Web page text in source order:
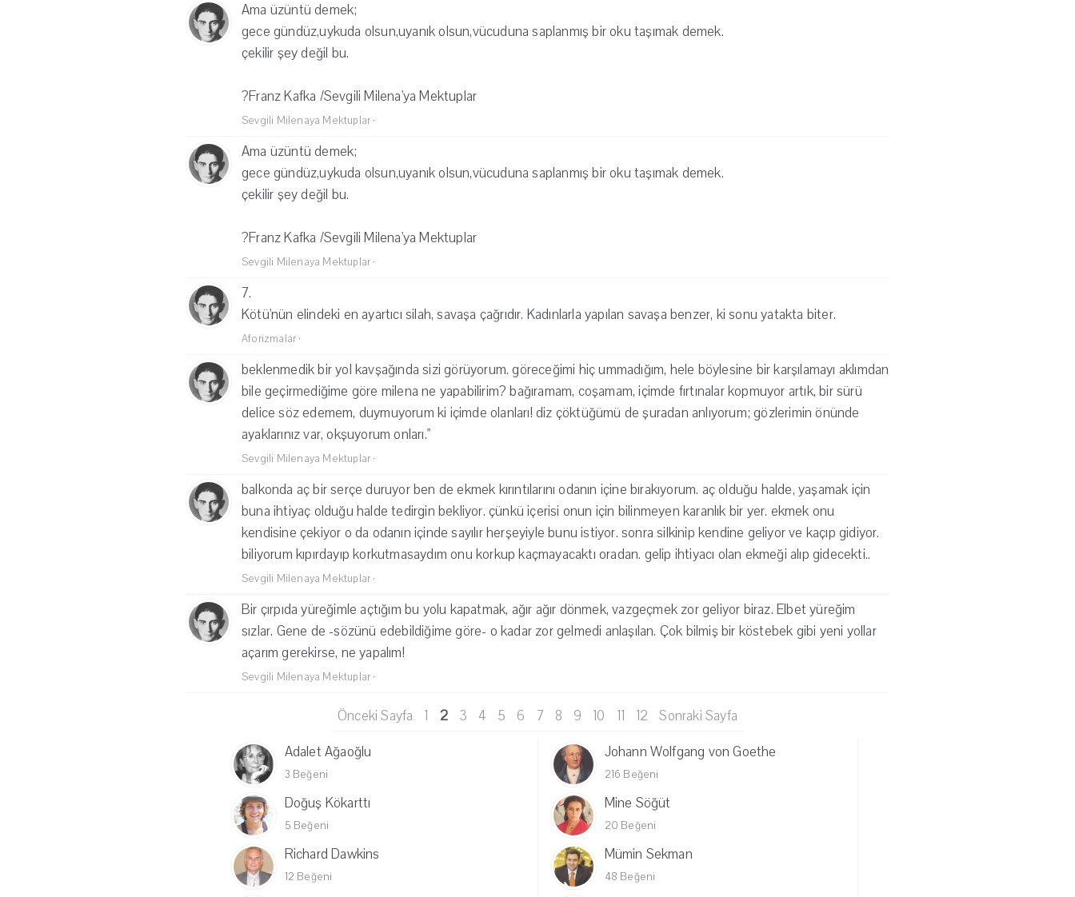
Ama üzüntü demek;
gece gündüz,uykuda olsun,uyanık olsun,vücuduna saplanmış bir oku taşımak demek.
çekilir şey değil bu.
?Franz Kafka /Sevgili Milena'ya Mektuplar
Sevgili Milenaya Mektuplar ·
Ama üzüntü demek;
gece gündüz,uykuda olsun,uyanık olsun,vücuduna saplanmış bir oku taşımak demek.
çekilir şey değil bu.
?Franz Kafka /Sevgili Milena'ya Mektuplar
Sevgili Milenaya Mektuplar ·
7.
Kötü'nün elindeki en ayartıcı silah, savaşa çağrıdır. Kadınlarla yapılan savaşa benzer, ki sonu yatakta biter.
Aforizmalar ·
beklenmedik bir yol kavşağında sizi görüyorum. göreceğimi hiç ummadığım, hele böylesine bir karşılamayı aklımdan
bile geçirmediğime göre milena ne yapabilirim? bağıramam, coşamam, içimde fırtınalar kopmuyor artık, bir sürü
delice söz edemem, duymuyorum ki içimde olanları! diz çöktüğümü de şuradan anlıyorum; gözlerimin önünde
ayaklarınız var, okşuyorum onları."
Sevgili Milenaya Mektuplar ·
balkonda aç bir serçe duruyor ben de ekmek kırıntılarını odanın içine bırakıyorum. aç olduğu halde, yaşamak için
buna ihtiyaç olduğu halde tedirgin bekliyor. çünkü içerisi onun için bilinmeyen karanlık bir yer. ekmek onu
kendisine çekiyor o da odanın içinde sayılır herşeyiyle bunu istiyor. sonra silkinip kendine geliyor ve kaçıp gidiyor.
biliyorum kıpırdayıp korkutmasaydım onu korkup kaçmayacaktı oradan. gelip ihtiyacı olan ekmeği alıp gidecekti..
Sevgili Milenaya Mektuplar ·
Bir çırpıda yüreğimle açtığım bu yolu kapatmak, ağır ağır dönmek, vazgeçmek zor geliyor biraz. Elbet yüreğim
sızlar. Gene de -sözünü edebildiğime göre- o kadar zor gelmedi anlaşılan. Çok bilmiş bir köstebek gibi yeni yollar
açarım gerekirse, ne yapalım!
Sevgili Milenaya Mektuplar ·
Önceki Sayfa 1 2 3 4 5 6 7 8 9 10 11 12
Sonraki Sayfa
Adalet Ağaoğlu
3 Beğeni
Johann Wolfgang von Goethe
216 Beğeni
Doğuş Kökarttı
5 Beğeni
Mine Söğüt
20 Beğeni
Richard Dawkins
12 Beğeni
Mümin Sekman
48 Beğeni